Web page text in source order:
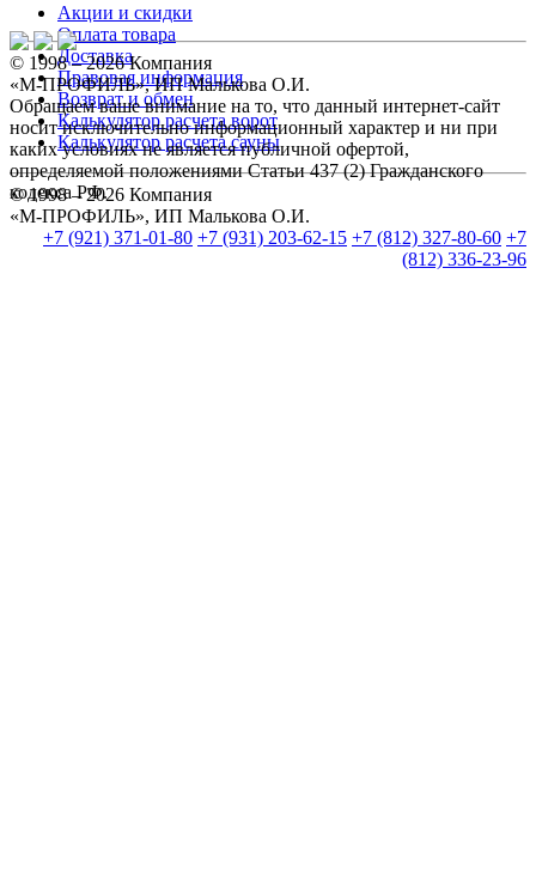
Акции и скидки
Оплата товара
Доставка
Правовая информация
Возврат и обмен
Калькулятор расчета ворот
Калькулятор расчета сауны
© 1998 – 2026 Компания
«М-ПРОФИЛЬ», ИП Малькова О.И.
+7 (921) 371-01-80 +7 (931) 203-62-15 +7 (812) 327-80-60 +7
(812) 336-23-96
© 1998 – 2026 Компания
«М-ПРОФИЛЬ», ИП Малькова О.И.
Обращаем ваше внимание на то, что данный интернет-сайт
носит исключительно информационный характер и ни при
каких условиях не является публичной офертой,
определяемой положениями Статьи 437 (2) Гражданского
кодекса РФ.